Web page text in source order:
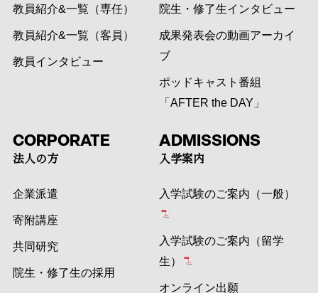
教員紹介&一覧（専任）
教員紹介&一覧（客員）
教員インタビュー
院生・修了生インタビュー
成果発表会の動画アーカイ
ブ
ポッドキャスト番組
「AFTER the DAY」
CORPORATE
法人の方
企業派遣
寄附講座
共同研究
院生・修了生の採用
ADMISSIONS
入学案内
入学試験のご案内（一般）
入学試験のご案内（留学
生）
オンライン出願